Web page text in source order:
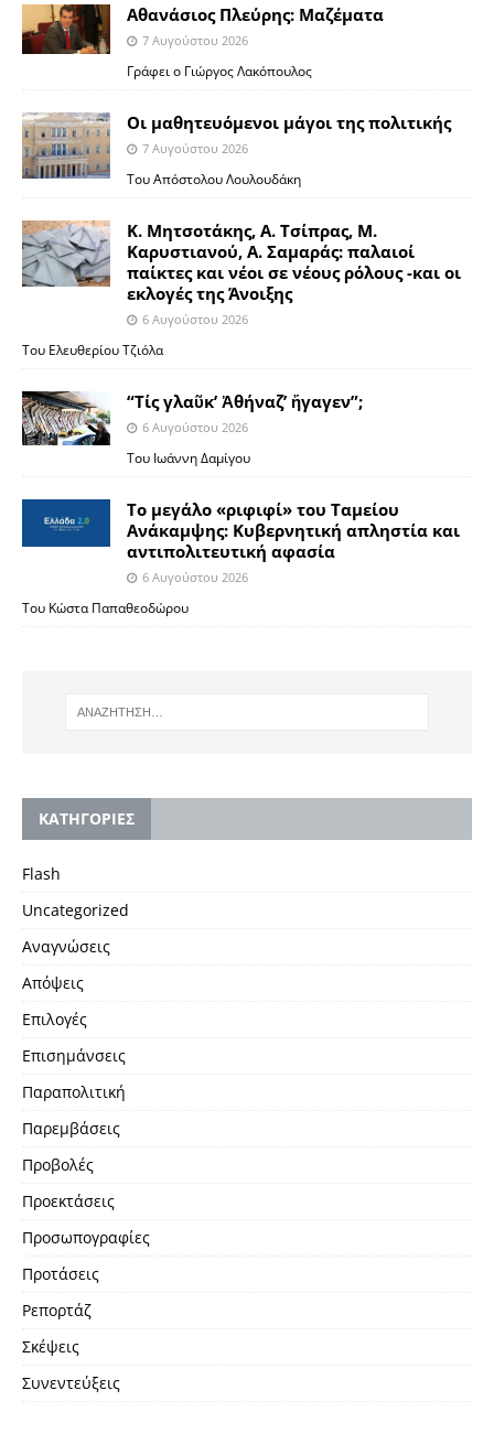
Αθανάσιος Πλεύρης: Μαζέματα
7 Αυγούστου 2026
Γράφει ο Γιώργος Λακόπουλος
Οι μαθητευόμενοι μάγοι της πολιτικής
7 Αυγούστου 2026
Του Απόστολου Λουλουδάκη
Κ. Μητσοτάκης, Α. Τσίπρας, Μ.
Καρυστιανού, Α. Σαμαράς: παλαιοί
παίκτες και νέοι σε νέους ρόλους -και οι
εκλογές της Άνοιξης
6 Αυγούστου 2026
Του Ελευθερίου Τζιόλα
“Τίς γλαῦκ’ Ἀθήναζ’ ἤγαγεν”;
6 Αυγούστου 2026
Του Ιωάννη Δαμίγου
Το μεγάλο «ριφιφί» του Ταμείου
Ανάκαμψης: Κυβερνητική απληστία και
αντιπολιτευτική αφασία
6 Αυγούστου 2026
Του Κώστα Παπαθεοδώρου
KΑΤΗΓΟΡΙΕΣ
Flash
Uncategorized
Αναγνώσεις
Απόψεις
Επιλογές
Επισημάνσεις
Παραπολιτική
Παρεμβάσεις
Προβολές
Προεκτάσεις
Προσωπογραφίες
Προτάσεις
Ρεπορτάζ
Σκέψεις
Συνεντεύξεις